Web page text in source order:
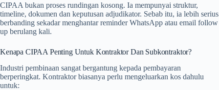
CIPAA bukan proses rundingan kosong. Ia mempunyai struktur,
timeline, dokumen dan keputusan adjudikator. Sebab itu, ia lebih serius
berbanding sekadar menghantar reminder WhatsApp atau email follow
up berulang kali.
Kenapa CIPAA Penting Untuk Kontraktor Dan Subkontraktor?
Industri pembinaan sangat bergantung kepada pembayaran
berperingkat. Kontraktor biasanya perlu mengeluarkan kos dahulu
untuk: